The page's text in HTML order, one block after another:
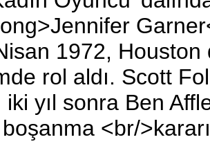
1972, Houston
rol aldı. Scott
iki yıl sonra Ben
boşanma <br/